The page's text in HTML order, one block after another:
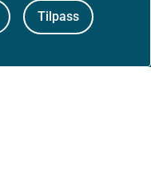
Tilpass